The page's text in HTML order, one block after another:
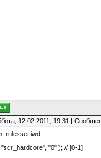
12.02.2011, 19:31 |
"0" ); // [0-1]